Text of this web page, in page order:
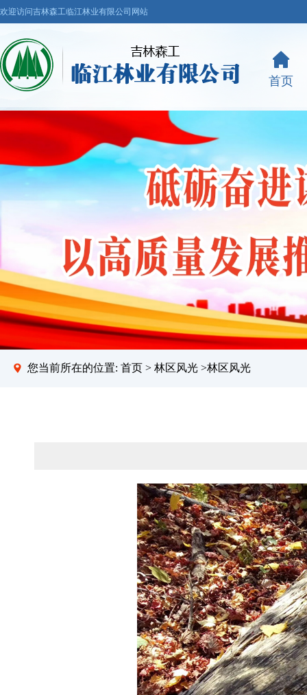
欢迎访问吉林森工临江林业有限公司网站
首页
您当前所在的位置: 首页 > 林区风光 >林区风光